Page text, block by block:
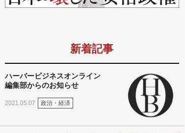
新着記事
ハーバービジネスオンライン
編集部からのお知らせ
2021.05.07 政治・経済